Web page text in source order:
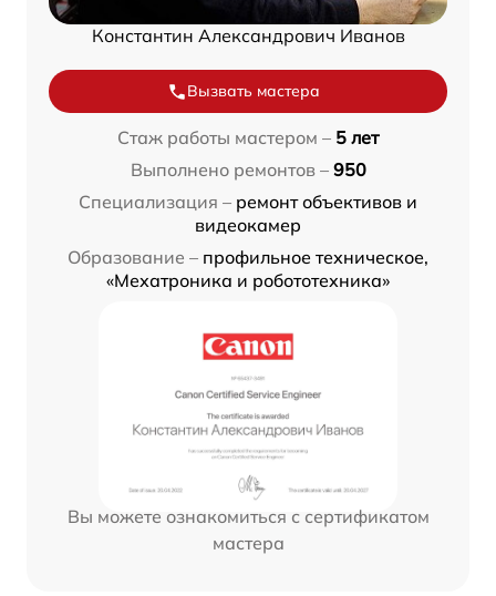
Константин Александрович Иванов
Вызвать мастера
Стаж работы мастером – 5 лет
Выполнено ремонтов – 950
Специализация – ремонт объективов и
видеокамер
Образование – профильное техническое,
«Мехатроника и робототехника»
Вы можете ознакомиться с сертификатом
мастера